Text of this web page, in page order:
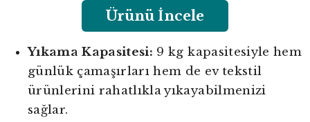
Ürünü İncele
Yıkama Kapasitesi: 9 kg kapasitesiyle hem
günlük çamaşırları hem de ev tekstil
ürünlerini rahatlıkla yıkayabilmenizi
sağlar.